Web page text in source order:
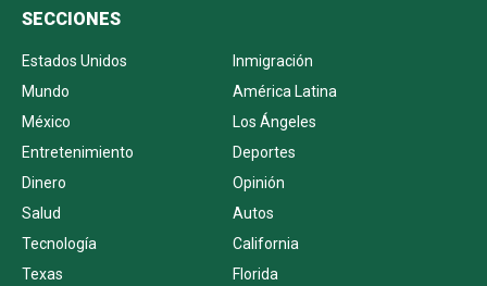
SECCIONES
Estados Unidos
Inmigración
Mundo
América Latina
México
Los Ángeles
Entretenimiento
Deportes
Dinero
Opinión
Salud
Autos
Tecnología
California
Texas
Florida